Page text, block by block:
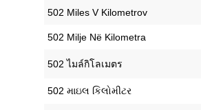
‎502 Miles V Kilometrov
‎502 Milje Në Kilometra
‎502 ไมล์กิโลเมตร
‎502 માઇલ કિલોમીટર